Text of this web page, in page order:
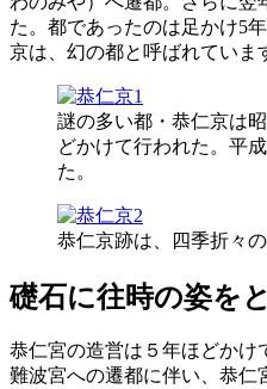
た。都であったのは足かけ5
京は、幻の都と呼ばれていま
謎の多い都・恭仁京は
どかけて行われた。平
た。
恭仁京跡は、四季折々
礎石に往時の姿を
恭仁宮の造営は５年ほどかけ
難波宮への遷都に伴い、恭仁